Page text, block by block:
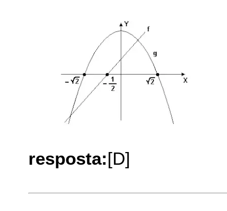
resposta:[D]